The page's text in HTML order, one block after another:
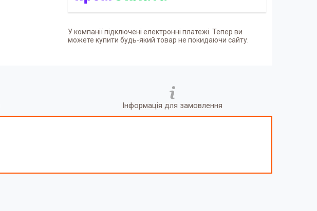
У компанії підключені електронні платежі. Тепер ви
можете купити будь-який товар не покидаючи сайту.
Інформація для замовлення